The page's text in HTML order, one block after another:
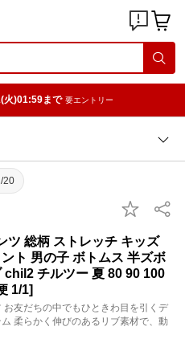
火)01:59まで 要エントリー
20
ツ 総柄 ストレッチ キッズ
ト 男の子 ボトムス 半ズボ
chil2 チルツー 夏 80 90 100
1/1]
友だちの中でもひときわ目を引くデ
柔らかく伸びのあるリブ素材で、動